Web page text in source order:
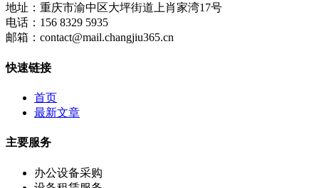
地址： 重庆市渝中区大坪街道上肖家湾17号
电话： 156 8329 5935
邮箱： contact@mail.changjiu365.cn
快速链接
首页
最新文章
主要服务
办公设备采购